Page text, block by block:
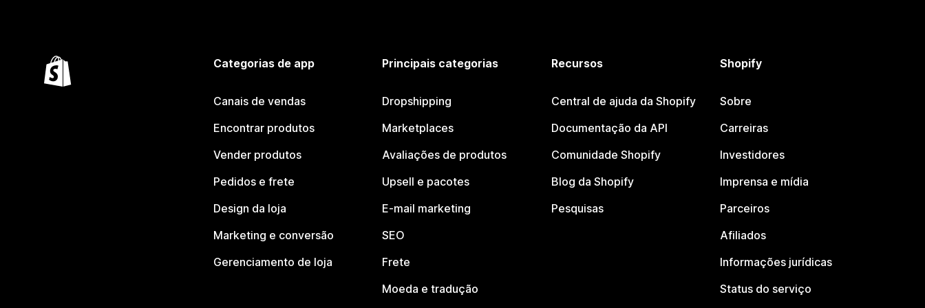
Categorias de app
Canais de vendas
Encontrar produtos
Vender produtos
Pedidos e frete
Design da loja
Marketing e conversão
Gerenciamento de loja
Principais categorias
Dropshipping
Marketplaces
Avaliações de produtos
Upsell e pacotes
E-mail marketing
SEO
Frete
Moeda e tradução
Recursos
Central de ajuda da Shopify
Documentação da API
Comunidade Shopify
Blog da Shopify
Pesquisas
Shopify
Sobre
Carreiras
Investidores
Imprensa e mídia
Parceiros
Afiliados
Informações jurídicas
Status do serviço